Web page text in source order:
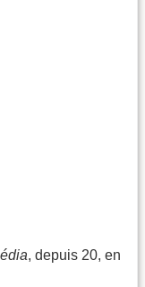
, depuis 20, en